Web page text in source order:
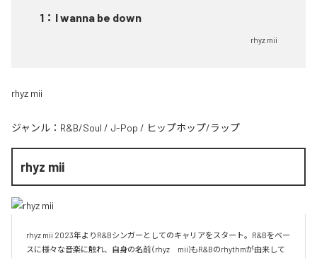
1 ： I wanna be down
rhyz mii
rhyz mii
ジャンル： R&B/Soul / J-Pop / ヒップホップ/ラップ
rhyz mii
rhyz mii 2023年よりR&Bシンガーとしてのキャリアをスタート。R&Bをベー
スに様々な音楽に触れ、自身の名前（rhyz　mii)もR&Bのrhythmが由来して